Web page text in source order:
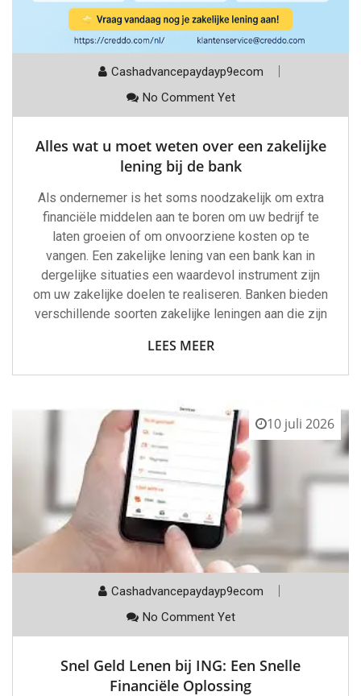
Cashadvancepaydayp9ecom
No Comment Yet
Alles wat u moet weten over een zakelijke
lening bij de bank
Als ondernemer is het soms noodzakelijk om extra
financiële middelen aan te boren om uw bedrijf te
laten groeien of om onvoorziene kosten op te
vangen. Een zakelijke lening van een bank kan in
dergelijke situaties een waardevol instrument zijn
om uw zakelijke doelen te realiseren. Banken bieden
verschillende soorten zakelijke leningen aan die zijn
LEES MEER
10 juli 2026
Cashadvancepaydayp9ecom
No Comment Yet
Snel Geld Lenen bij ING: Een Snelle
Financiële Oplossing